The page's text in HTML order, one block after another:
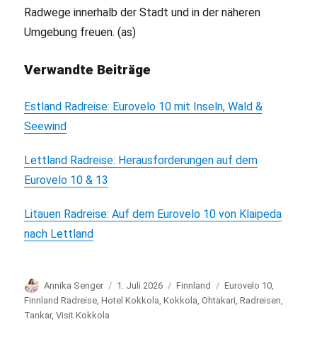
Radwege innerhalb der Stadt und in der näheren
Umgebung freuen. (as)
Verwandte Beiträge
Estland Radreise: Eurovelo 10 mit Inseln, Wald &
Seewind
Lettland Radreise: Herausforderungen auf dem
Eurovelo 10 & 13
Litauen Radreise: Auf dem Eurovelo 10 von Klaipeda
nach Lettland
Autor
Annika Senger
Veröffentlicht
am
1. Juli 2026 Kategorien
Finnland Schlagwörter
Eurovelo 10
Finnland Radreise ,Hotel Kokkola ,Kokkola ,Ohtakari ,Radreisen
Tankar,Visit Kokkola